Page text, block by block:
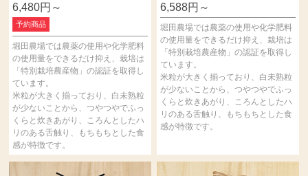
6,480円～
予約商品
堀田農場では農薬の使用や化学肥料
の使用量をできるだけ抑え、栽培は
「特別栽培農産物」の認証を取得し
ています。
米粒が大きく揃っており、白未熟粒
が少ないことから、つやつやでふっ
くらと炊きあがり、ころんとしたハ
リのある舌触り、もちもちとした食
感が特徴です。
6,588円～
堀田農場では農薬の使用や化学肥料
の使用量をできるだけ抑え、栽培は
「特別栽培農産物」の認証を取得し
ています。
米粒が大きく揃っており、白未熟粒
が少ないことから、つやつやでふっ
くらと炊きあがり、ころんとしたハ
リのある舌触り、もちもちとした食
感が特徴です。